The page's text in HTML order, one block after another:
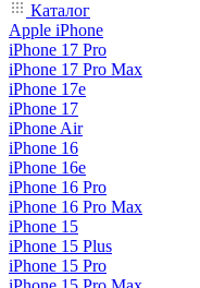
Каталог
Apple iPhone
iPhone 17 Pro
iPhone 17 Pro Max
iPhone 17e
iPhone 17
iPhone Air
iPhone 16
iPhone 16e
iPhone 16 Pro
iPhone 16 Pro Max
iPhone 15
iPhone 15 Plus
iPhone 15 Pro